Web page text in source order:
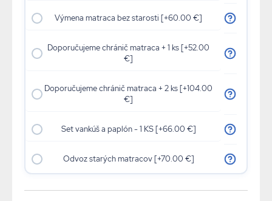
Výmena matraca bez starosti [+60.00 €]
Doporučujeme chránič matraca + 1 ks [+52.00
€]
Doporučujeme chránič matraca + 2 ks [+104.00
€]
Set vankúš a paplón - 1 KS [+66.00 €]
Odvoz starých matracov [+70.00 €]